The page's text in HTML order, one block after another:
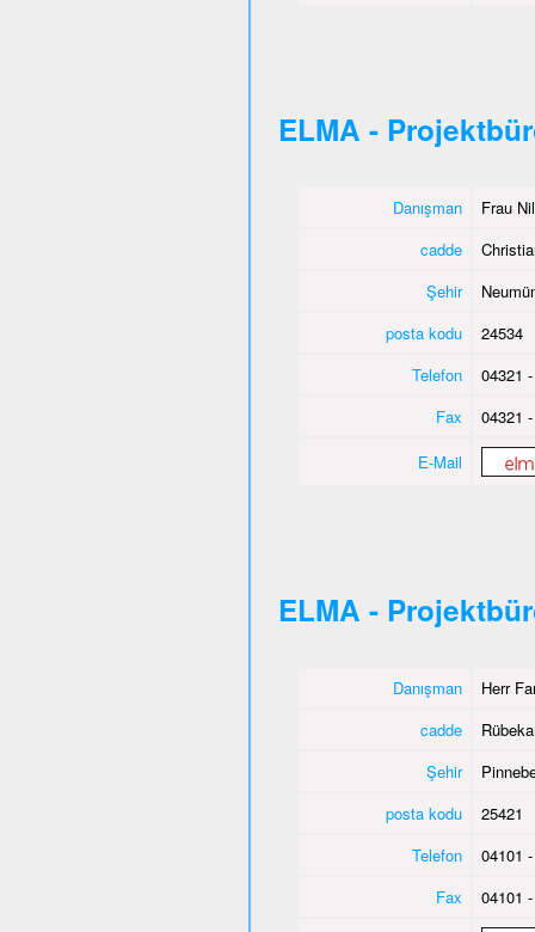
ELMA -
Danışman
Frau
cadde
Şehir
posta kodu
24534
Telefon
04321
Fax
04321
E-Mail
ELMA -
Danışman
Herr
cadde
Şehir
posta kodu
25421
Telefon
04101
Fax
04101